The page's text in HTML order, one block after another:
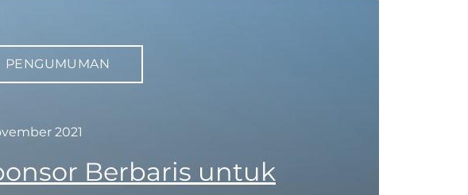
PENGUMUMAN
2021
Berbaris untuk